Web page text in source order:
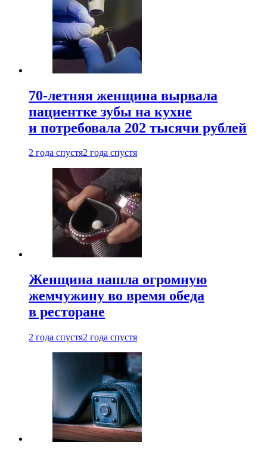
70-летняя женщина вырвала
пациентке зубы на кухне
и потребовала 202 тысячи рублей
2 года спустя2 года спустя
Женщина нашла огромную
жемчужину во время обеда
в ресторане
2 года спустя2 года спустя